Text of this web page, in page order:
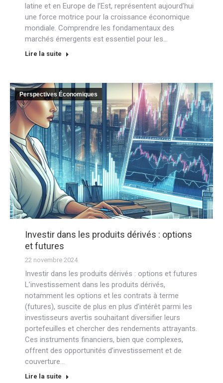
latine et en Europe de l’Est, représentent aujourd’hui
une force motrice pour la croissance économique
mondiale. Comprendre les fondamentaux des
marchés émergents est essentiel pour les…
Lire la suite
Perspectives Économiques
Investir dans les produits dérivés : options
et futures
22 novembre 2024
Investir dans les produits dérivés : options et futures
L’investissement dans les produits dérivés,
notamment les options et les contrats à terme
(futures), suscite de plus en plus d’intérêt parmi les
investisseurs avertis souhaitant diversifier leurs
portefeuilles et chercher des rendements attrayants.
Ces instruments financiers, bien que complexes,
offrent des opportunités d’investissement et de
couverture…
Lire la suite